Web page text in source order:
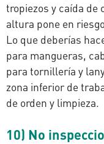
tropiezos y caída de
altura pone en
Lo que deberías
para mangueras,
para tornillería y
zona inferior de
de orden y limpieza.
10) No